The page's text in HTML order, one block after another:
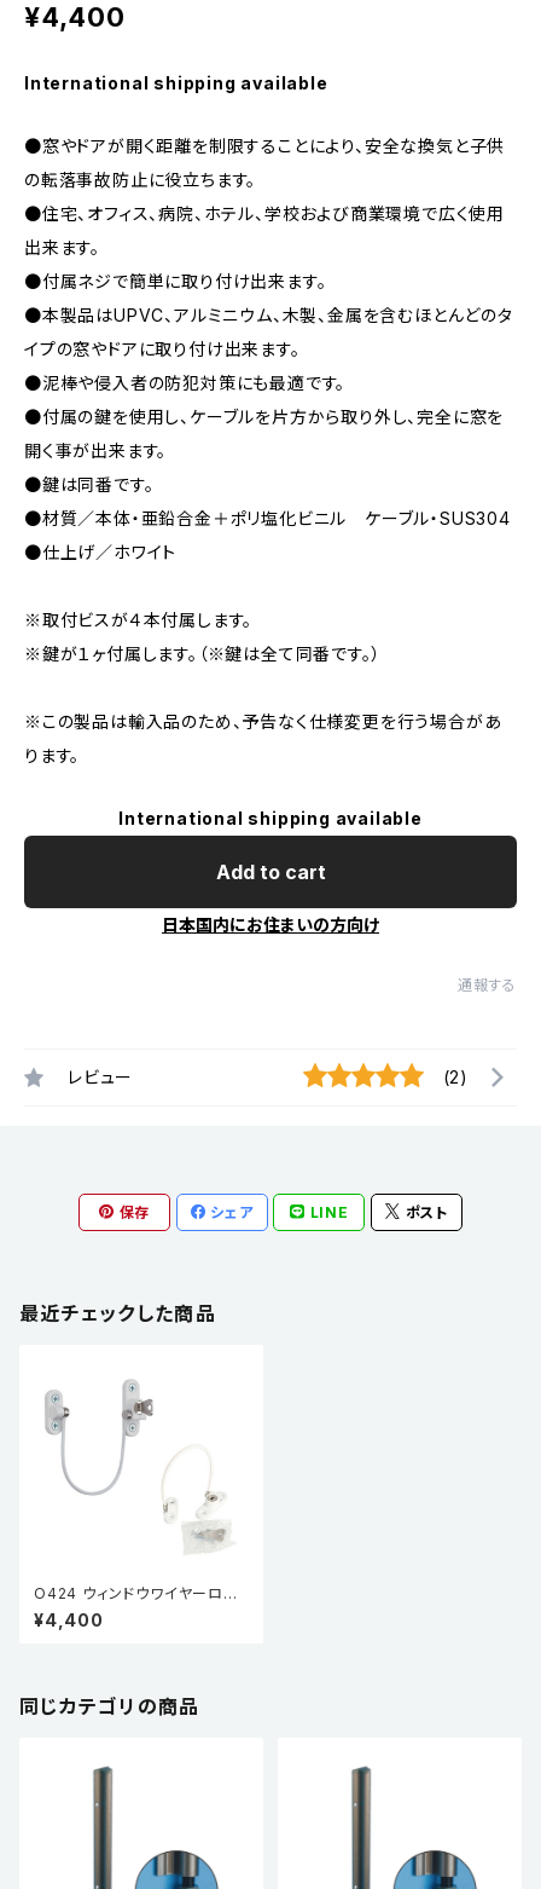
¥4,400
International shipping available
●窓やドアが開く距離を制限することにより、安全な換気と子供
の転落事故防止に役立ちます。
●住宅、オフィス、病院、ホテル、学校および商業環境で広く使用
出来ます。
●付属ネジで簡単に取り付け出来ます。
●本製品はUPVC、アルミニウム、木製、金属を含むほとんどのタ
イプの窓やドアに取り付け出来ます。
●泥棒や侵入者の防犯対策にも最適です。
●付属の鍵を使用し、ケーブルを片方から取り外し、完全に窓を
開く事が出来ます。
●鍵は同番です。
●材質／本体・亜鉛合金＋ポリ塩化ビニル ケーブル・SUS304
●仕上げ／ホワイト
※取付ビスが４本付属します。
※鍵が１ヶ付属します。（※鍵は全て同番です。）
※この製品は輸入品のため、予告なく仕様変更を行う場合があ
ります。
International shipping available
Add to cart
日本国内にお住まいの方向け
通報する
レビュー (2)
保存 シェア LINE ポスト
最近チェックした商品
O424 ウィンドウワイヤーロッ
ク
¥4,400
同じカテゴリの商品